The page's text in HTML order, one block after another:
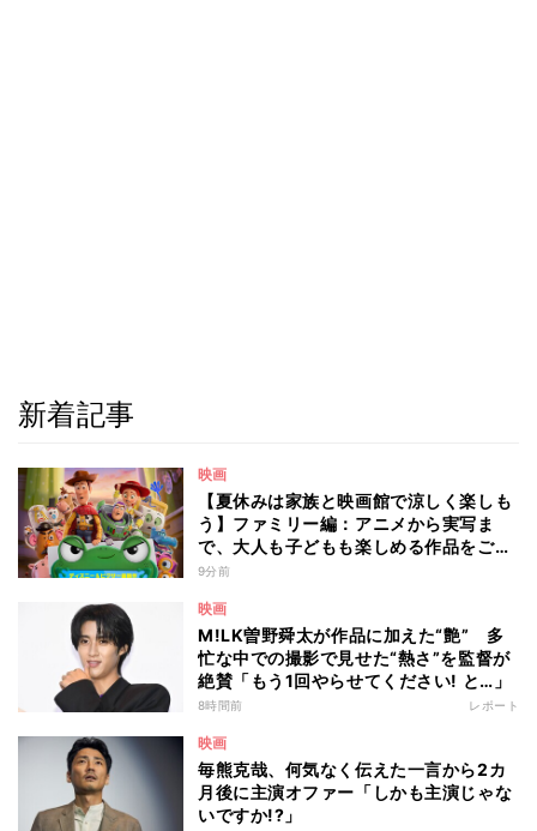
新着記事
映画
【夏休みは家族と映画館で涼しく楽しも
う】ファミリー編：アニメから実写ま
で、大人も子どもも楽しめる作品をご紹
介 - 編集部が注目する最新映画5選
9分前
映画
M!LK曽野舜太が作品に加えた“艶” 多
忙な中での撮影で見せた“熱さ”を監督が
絶賛「もう1回やらせてください! と…」
8時間前 レポート
映画
毎熊克哉、何気なく伝えた一言から2カ
月後に主演オファー「しかも主演じゃな
いですか!?」